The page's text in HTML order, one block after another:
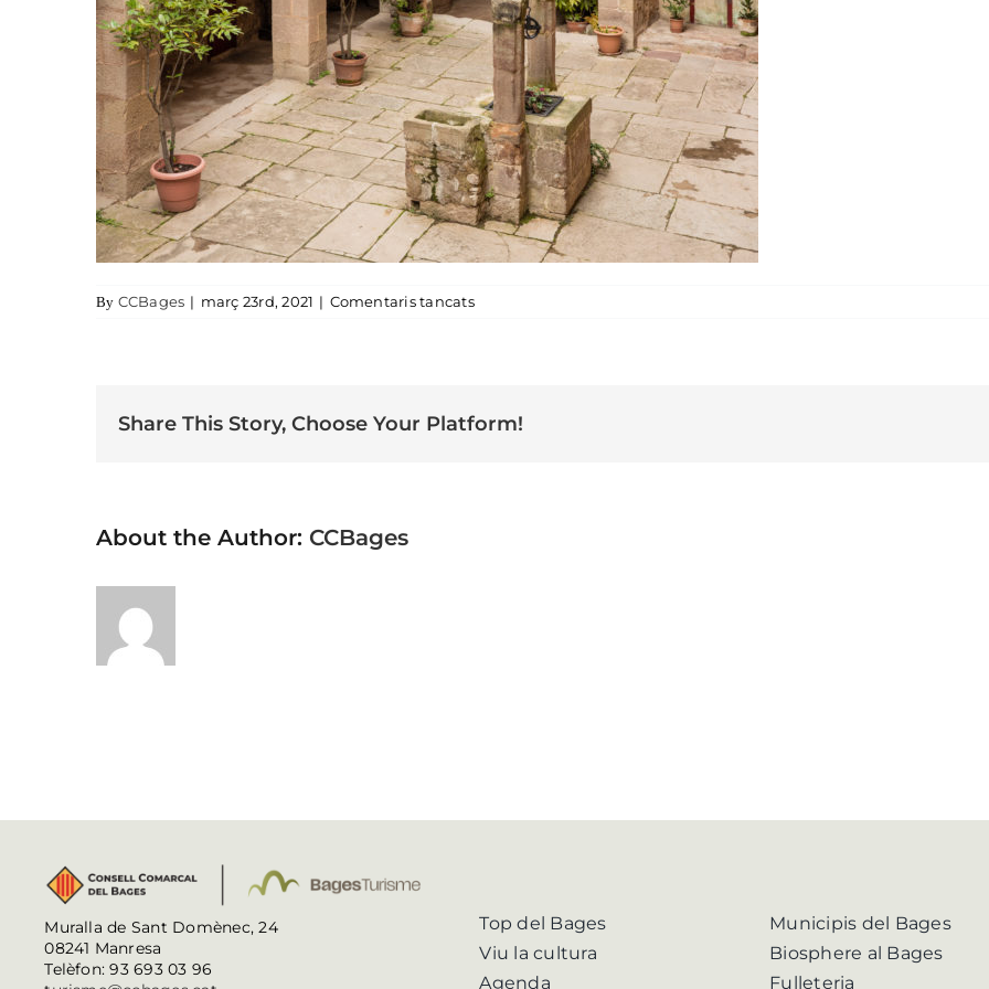
By CCBages | març 23rd, 2021 | Comentaris tancatsa Castell de Balsareny Bages
Share This Story, Choose Your Platform!
About the Author: CCBages
Muralla de Sant Domènec, 24
08241 Manresa
Telèfon: 93 693 03 96
Top del Bages
Viu la cultura
Agenda
Municipis del Bages
Biosphere al Bages
Fulleteria